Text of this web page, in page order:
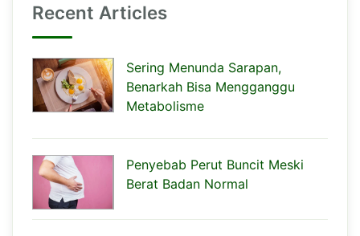
Recent Articles
Sering Menunda Sarapan,
Benarkah Bisa Mengganggu
Metabolisme
Penyebab Perut Buncit Meski
Berat Badan Normal